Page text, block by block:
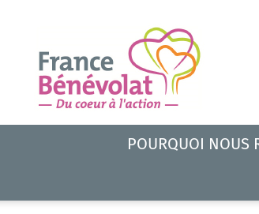
POURQUOI NOUS